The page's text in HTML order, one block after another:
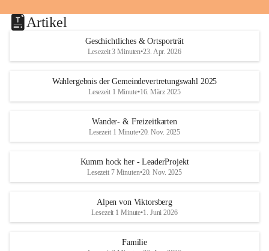
Artikel
Geschichtliches & Ortsporträt
Lesezeit 3 Minuten•23. Apr. 2026
Wahlergebnis der Gemeindevertretungswahl 2025
Lesezeit 1 Minute•16. März 2025
Wander- & Freizeitkarten
Lesezeit 1 Minute•20. Nov. 2025
Kumm hock her - LeaderProjekt
Lesezeit 7 Minuten•20. Nov. 2025
Alpen von Viktorsberg
Lesezeit 1 Minute•1. Juni 2026
Familie